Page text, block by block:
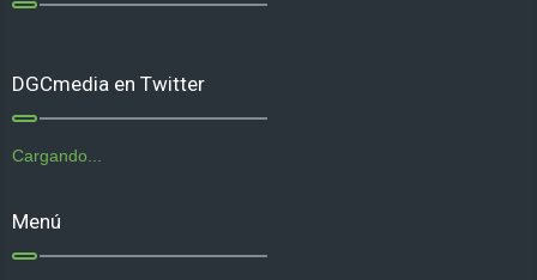
DGCmedia en Twitter
Cargando...
Menú